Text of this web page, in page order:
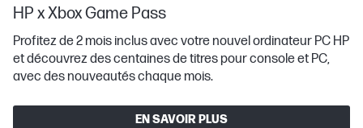
HP x Xbox Game Pass
Profitez de 2 mois inclus avec votre nouvel ordinateur PC HP
et découvrez des centaines de titres pour console et PC,
avec des nouveautés chaque mois.
EN SAVOIR PLUS